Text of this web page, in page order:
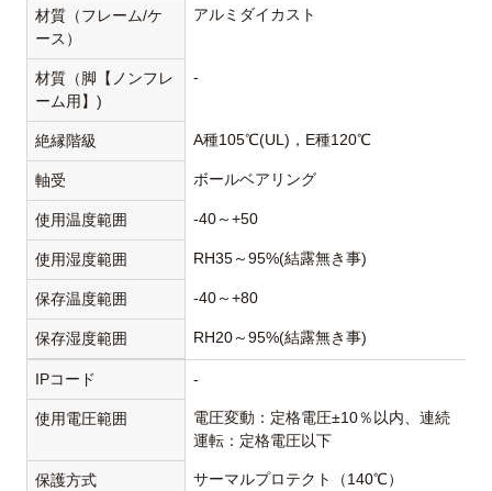
材質（フレーム/ケ
ース）
アルミダイカスト
材質（脚【ノンフレ
ーム用】)
-
絶縁階級 A種105℃(UL)，E種120℃
軸受 ボールベアリング
使用温度範囲 -40～+50
使用湿度範囲 RH35～95%(結露無き事)
保存温度範囲 -40～+80
保存湿度範囲 RH20～95%(結露無き事)
IPコード -
使用電圧範囲
電圧変動：定格電圧±10％以内、連続
運転：定格電圧以下
保護方式 サーマルプロテクト（140℃）